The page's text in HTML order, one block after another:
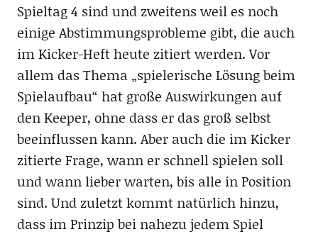
Spieltag 4 sind und zweitens weil es noch
einige Abstimmungsprobleme gibt, die auch
im Kicker-Heft heute zitiert werden. Vor
allem das Thema „spielerische Lösung beim
Spielaufbau“ hat große Auswirkungen auf
den Keeper, ohne dass er das groß selbst
beeinflussen kann. Aber auch die im Kicker
zitierte Frage, wann er schnell spielen soll
und wann lieber warten, bis alle in Position
sind. Und zuletzt kommt natürlich hinzu,
dass im Prinzip bei nahezu jedem Spiel